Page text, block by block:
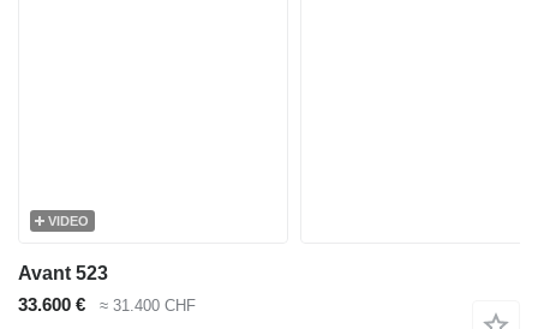
VIDEO
Avant 523
33.600 €
≈ 31.400 CHF